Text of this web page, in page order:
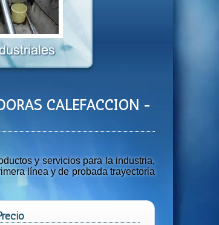
CALEFACCION -
y servicios para la industria,
línea y de probada trayectoria